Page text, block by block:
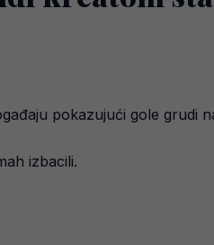
pokazujući gole grudi
izbacili.